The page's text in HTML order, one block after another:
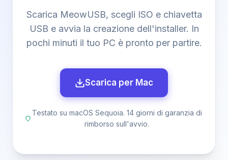
Scarica MeowUSB, scegli ISO e chiavetta
USB e avvia la creazione dell'installer. In
pochi minuti il tuo PC è pronto per partire.
Scarica per Mac
Testato su macOS Sequoia. 14 giorni di garanzia di
rimborso sull'avvio.